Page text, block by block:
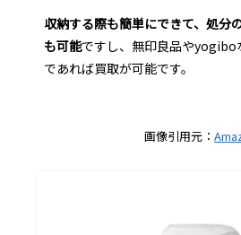
収納する際も簡単にできて、処分
も可能ですし、無印良品やyogibo
であれば買取が可能です。
画像引用元：